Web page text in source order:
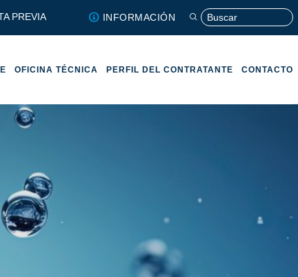
PREVIA INFORMACIÓN
OFICINA TÉCNICA PERFIL DEL CONTRATANTE CONTACTO